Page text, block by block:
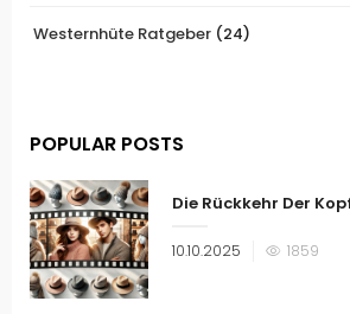
Westernhüte Ratgeber (24)
POPULAR POSTS
Die Rückkehr Der
Veröffentlicht
10.10.2025 1859